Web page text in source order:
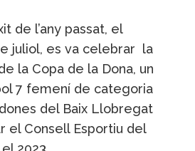
de l’any passat, el
juliol, es va celebrar la
la Copa de la Dona, un
7 femení de categoria
del Baix Llobregat
el Consell Esportiu del